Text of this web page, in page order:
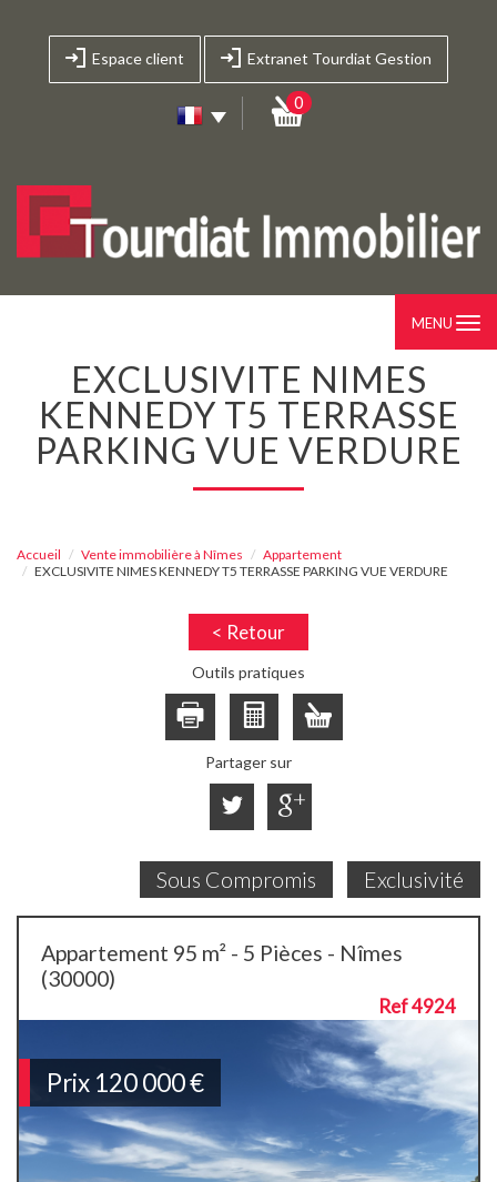
Espace client Extranet Tourdiat Gestion
0
MENU
EXCLUSIVITE NIMES
KENNEDY T5 TERRASSE
PARKING VUE VERDURE
Accueil Vente immobilière à Nîmes
Appartement
EXCLUSIVITE NIMES KENNEDY T5 TERRASSE PARKING VUE VERDURE
< Retour
Outils pratiques
Partager sur
Sous Compromis Exclusivité
Appartement 95 m² - 5 Pièces - Nîmes
(30000)
Ref 4924
Prix 120 000€